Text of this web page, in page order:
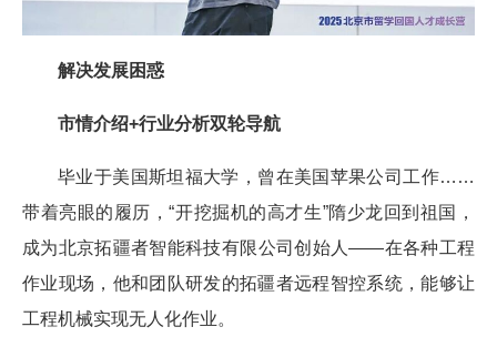
解决发展困惑
市情介绍+行业分析双轮导航
毕业于美国斯坦福大学，曾在美国苹果公司工作……
带着亮眼的履历，“开挖掘机的高才生”隋少龙回到祖国，
成为北京拓疆者智能科技有限公司创始人——在各种工程
作业现场，他和团队研发的拓疆者远程智控系统，能够让
工程机械实现无人化作业。